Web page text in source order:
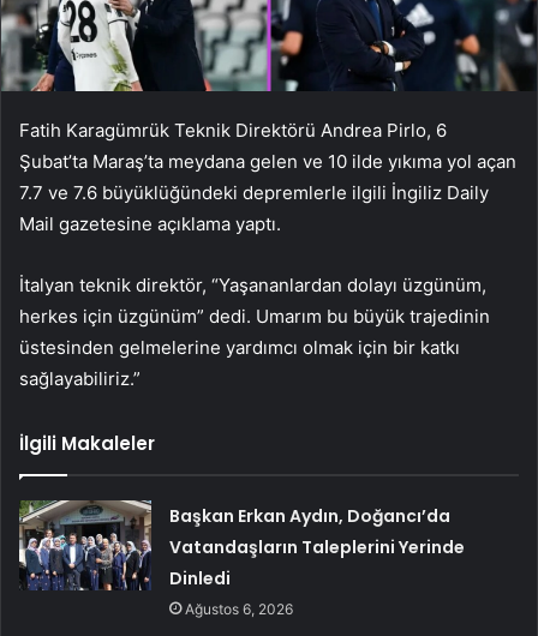
Fatih Karagümrük Teknik Direktörü Andrea Pirlo, 6
Şubat’ta Maraş’ta meydana gelen ve 10 ilde yıkıma yol açan
7.7 ve 7.6 büyüklüğündeki depremlerle ilgili İngiliz Daily
Mail gazetesine açıklama yaptı.
İtalyan teknik direktör, “Yaşananlardan dolayı üzgünüm,
herkes için üzgünüm” dedi. Umarım bu büyük trajedinin
üstesinden gelmelerine yardımcı olmak için bir katkı
sağlayabiliriz.”
İlgili Makaleler
Başkan Erkan Aydın, Doğancı’da
Vatandaşların Taleplerini Yerinde
Dinledi
Ağustos 6, 2026